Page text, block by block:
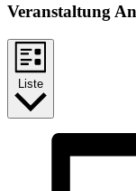
Veranstaltung
Liste